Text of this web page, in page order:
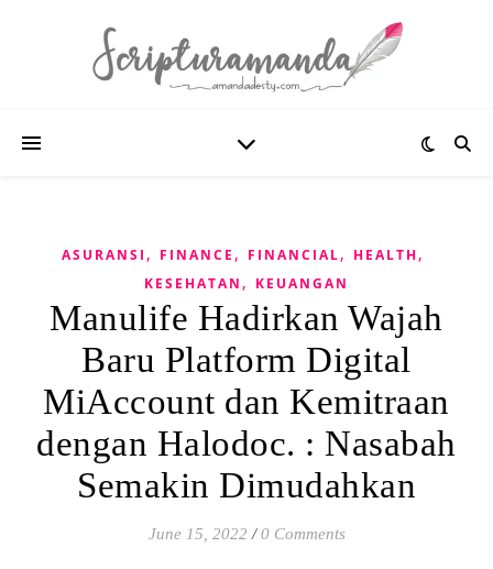
ASURANSI , FINANCE , FINANCIAL, HEALTH,
KESEHATAN , KEUANGAN
Manulife Hadirkan Wajah
Baru Platform Digital
MiAccount dan Kemitraan
dengan Halodoc. : Nasabah
Semakin Dimudahkan
June 15, 2022 / 0 Comments